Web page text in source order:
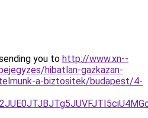
you to http://www.xn--
hibatlan-gazkazan-
a-biztositek/budapest/4-